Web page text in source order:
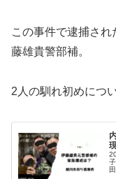
この事件で逮捕さ
藤雄貴警部補。
2人の馴れ初めにつ